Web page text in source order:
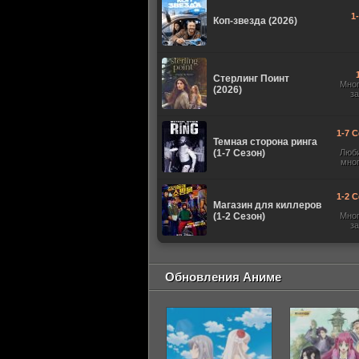
Коп-звезда (2026)
Стерлинг Поинт
(2026)
Темная сторона ринга
(1-7 Сезон)
1-7
Магазин для киллеров
(1-2 Сезон)
1-2
Обновления Аниме